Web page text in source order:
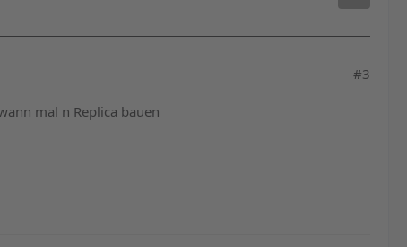
#3
mal n Replica bauen